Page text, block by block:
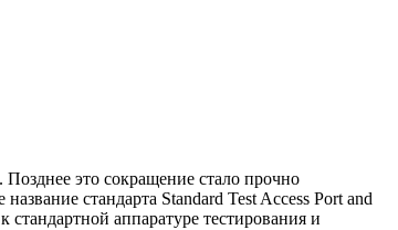
это сокращение стало прочно
стандарта Standard Test Access Port and
аппаратуре тестирования и